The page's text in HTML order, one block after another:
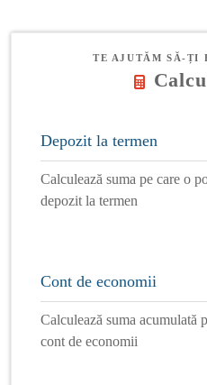
TE AJUTĂM SĂ-ȚI
Depozit la termen
Calculează suma pe care o
depozit la termen
Cont de economii
Calculează suma acumulată
cont de economii